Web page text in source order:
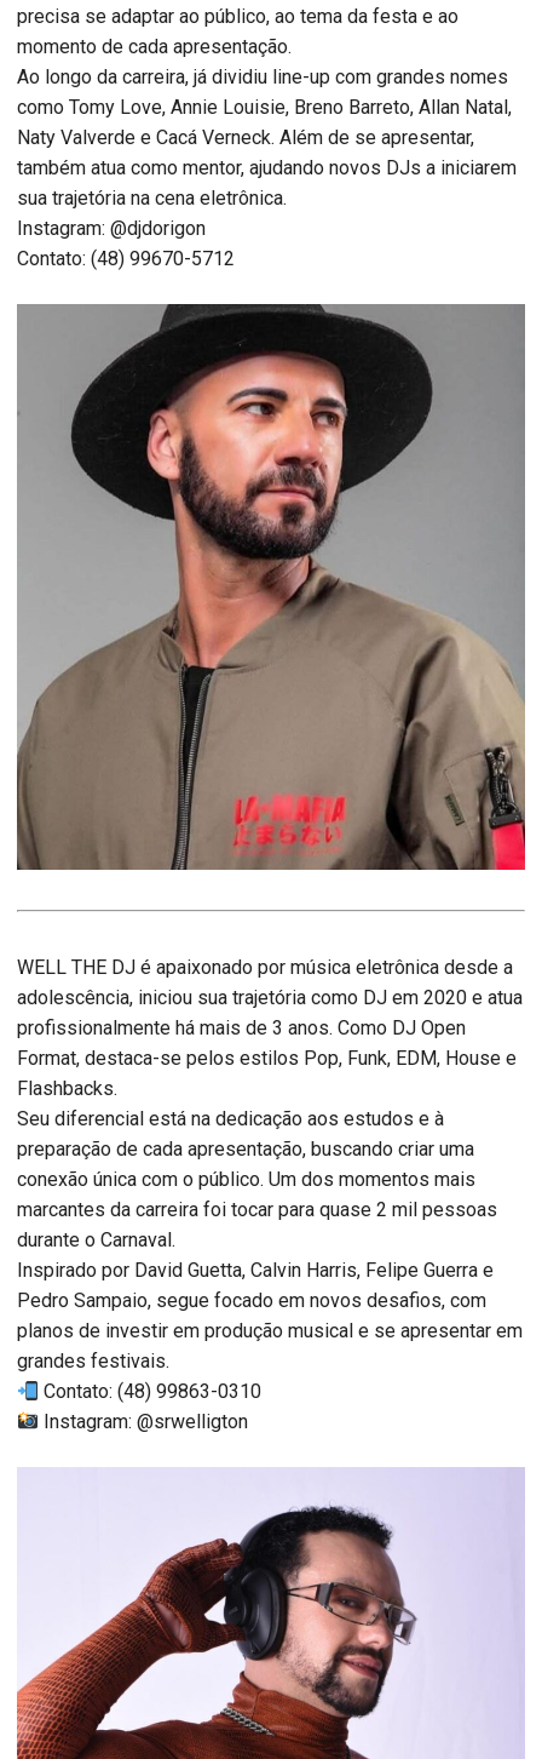
precisa se adaptar ao público, ao tema da festa e ao
momento de cada apresentação.
Ao longo da carreira, já dividiu line-up com grandes nomes
como Tomy Love, Annie Louisie, Breno Barreto, Allan Natal,
Naty Valverde e Cacá Verneck. Além de se apresentar,
também atua como mentor, ajudando novos DJs a iniciarem
sua trajetória na cena eletrônica.
Instagram: @djdorigon
Contato: (48) 99670-5712
WELL THE DJ é apaixonado por música eletrônica desde a
adolescência, iniciou sua trajetória como DJ em 2020 e atua
profissionalmente há mais de 3 anos. Como DJ Open
Format, destaca-se pelos estilos Pop, Funk, EDM, House e
Flashbacks.
Seu diferencial está na dedicação aos estudos e à
preparação de cada apresentação, buscando criar uma
conexão única com o público. Um dos momentos mais
marcantes da carreira foi tocar para quase 2 mil pessoas
durante o Carnaval.
Inspirado por David Guetta, Calvin Harris, Felipe Guerra e
Pedro Sampaio, segue focado em novos desafios, com
planos de investir em produção musical e se apresentar em
grandes festivais.
Contato: (48) 99863-0310
Instagram: @srwelligton